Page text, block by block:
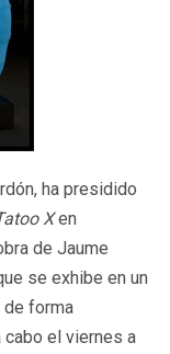
ha presidido
Xen
de Jaume
se exhibe en un
de forma
el viernes a